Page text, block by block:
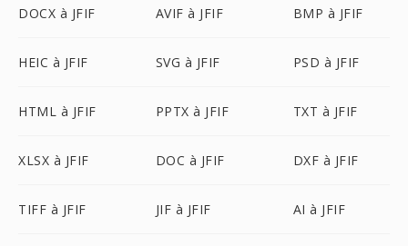
DOCX à JFIF AVIF à JFIF BMP à JFIF
HEIC à JFIF SVG à JFIF PSD à JFIF
HTML à JFIF PPTX à JFIF TXT à JFIF
XLSX à JFIF DOC à JFIF DXF à JFIF
TIFF à JFIF JIF à JFIF AI à JFIF